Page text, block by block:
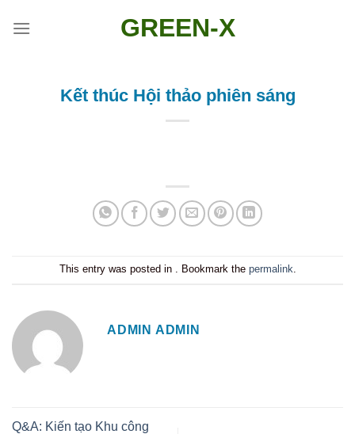
GREEN-X
Kết thúc Hội thảo phiên sáng
This entry was posted in . Bookmark the permalink.
ADMIN ADMIN
Q&A: Kiến tạo Khu công